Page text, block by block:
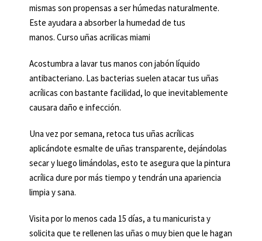
mismas son propensas a ser húmedas naturalmente.
Este ayudara a absorber la humedad de tus
manos. Curso uñas acrilicas miami
Acostumbra a lavar tus manos con jabón líquido
antibacteriano. Las bacterias suelen atacar tus uñas
acrílicas con bastante facilidad, lo que inevitablemente
causara daño e infección.
Una vez por semana, retoca tus uñas acrílicas
aplicándote esmalte de uñas transparente, dejándolas
secar y luego limándolas, esto te asegura que la pintura
acrílica dure por más tiempo y tendrán una apariencia
limpia y sana.
Visita por lo menos cada 15 días, a tu manicurista y
solicita que te rellenen las uñas o muy bien que le hagan